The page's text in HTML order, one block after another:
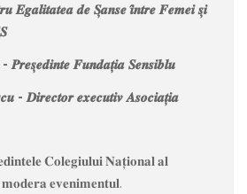
𝑬𝒈𝒂𝒍𝒊𝒕𝒂𝒕𝒆𝒂 𝒅𝒆 𝑺̦𝒂𝒏𝒔𝒆 𝒊̂𝒏𝒕𝒓𝒆 𝑭𝒆𝒎𝒆𝒊 𝒔̦𝒊
𝑷𝒓𝒆𝒔̦𝒆𝒅𝒊𝒏𝒕𝒆 𝑭𝒖𝒏𝒅𝒂𝒕̦𝒊𝒂 𝑺𝒆𝒏𝒔𝒊𝒃𝒍𝒖
- 𝑫𝒊𝒓𝒆𝒄𝒕𝒐𝒓 𝒆𝒙𝒆𝒄𝒖𝒕𝒊𝒗 𝑨𝒔𝒐𝒄𝒊𝒂𝒕̦𝒊𝒂
𝐂𝐨𝐥𝐞𝐠𝐢𝐮𝐥𝐮𝐢 𝐍𝐚𝐭̦𝐢𝐨𝐧𝐚𝐥 𝐚𝐥
𝐦𝐨𝐝𝐞𝐫𝐚 𝐞𝐯𝐞𝐧𝐢𝐦𝐞𝐧𝐭𝐮𝐥.